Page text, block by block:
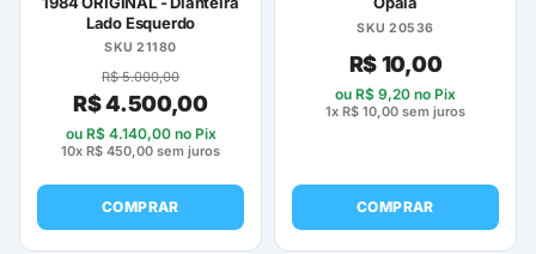
produto
Lado Esquerdo
SKU 21180
R$5.000,00
R$4.500,00
ou R$4.140,00no Pix
10x R$ 450,00 sem juros
COMPRAR
SKU 20536
R$10,00
ou R$ 9,20 no Pix
1x R$ 10,00 sem juros
COMPRAR